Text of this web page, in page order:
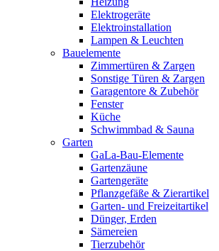
Elektrogeräte
Elektroinstallation
Lampen & Leuchten
Bauelemente
Zimmertüren & Zargen
Sonstige Türen & Zargen
Garagentore & Zubehör
Fenster
Küche
Schwimmbad & Sauna
Garten
GaLa-Bau-Elemente
Gartenzäune
Gartengeräte
Pflanzgefäße & Zierartikel
Garten- und Freizeitartikel
Dünger, Erden
Sämereien
Tierzubehör